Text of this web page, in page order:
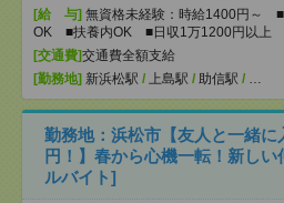
[給 与] 無資格未経験：時給1400円～
OK ■扶養内OK ■日収1万1200円以上
[交通費]交通費全額支給
[勤務地] 新浜松駅 / 上島駅 / 助信駅 / …
勤務地：浜松市【友人と一緒に
円！】春から心機一転！新し
ルバイト]